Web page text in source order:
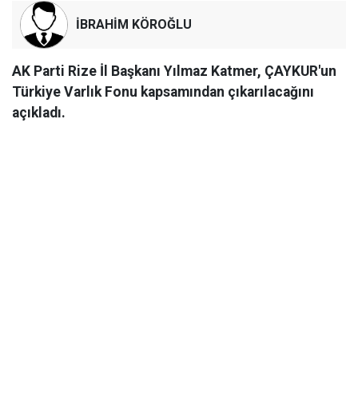
İBRAHİM KÖROĞLU
AK Parti Rize İl Başkanı Yılmaz Katmer, ÇAYKUR'un
Türkiye Varlık Fonu kapsamından çıkarılacağını
açıkladı.